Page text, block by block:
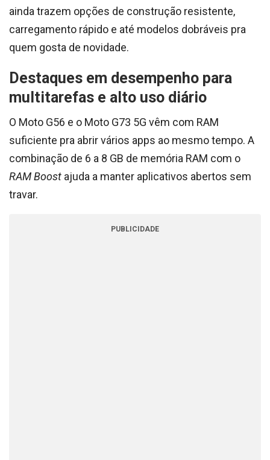
ainda trazem opções de construção resistente,
carregamento rápido e até modelos dobráveis pra
quem gosta de novidade.
Destaques em desempenho para
multitarefas e alto uso diário
O Moto G56 e o Moto G73 5G vêm com RAM
suficiente pra abrir vários apps ao mesmo tempo. A
combinação de 6 a 8 GB de memória RAM com o
RAM Boost ajuda a manter aplicativos abertos sem
travar.
PUBLICIDADE